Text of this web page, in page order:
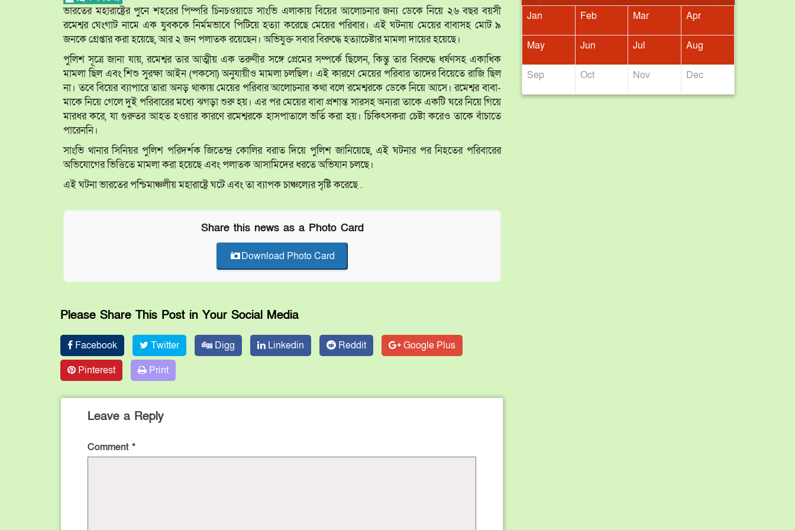
ভারতের মহারাষ্ট্রের পুনে শহরের পিম্পরি চিনচওয়াডে সাংভি এলাকায় বিয়ের আলোচনার জন্য ডেকে নিয়ে ২৬ বছর বয়সী
রমেশ্বর ঘেংগাট নামে এক যুবককে নির্মমভাবে পিটিয়ে হত্যা করেছে মেয়ের পরিবার। এই ঘটনায় মেয়ের বাবাসহ মোট ৯
জনকে গ্রেপ্তার করা হয়েছে, আর ২ জন পলাতক রয়েছেন। অভিযুক্ত সবার বিরুদ্ধে হত্যাচেষ্টার মামলা দায়ের হয়েছে।
পুলিশ সূত্রে জানা যায়, রমেশ্বর তার আত্মীয় এক তরুণীর সঙ্গে প্রেমের সম্পর্কে ছিলেন, কিন্তু তার বিরুদ্ধে ধর্ষণসহ একাধিক
মামলা ছিল এবং শিশু সুরক্ষা আইন (পকসো) অনুযায়ীও মামলা চলছিল। এই কারণে মেয়ের পরিবার তাদের বিয়েতে রাজি ছিল
না। তবে বিয়ের ব্যাপারে তারা অনড় থাকায় মেয়ের পরিবার আলোচনার কথা বলে রমেশ্বরকে ডেকে নিয়ে আসে। রমেশ্বর বাবা-
মাকে নিয়ে গেলে দুই পরিবারের মধ্যে ঝগড়া শুরু হয়। এর পর মেয়ের বাবা প্রশান্ত সারসহ অন্যরা তাকে একটি ঘরে নিয়ে গিয়ে
মারধর করে, যা গুরুতর আহত হওয়ার কারণে রমেশ্বরকে হাসপাতালে ভর্তি করা হয়। চিকিৎসকরা চেষ্টা করেও তাকে বাঁচাতে
পারেননি।
সাংভি থানার সিনিয়র পুলিশ পরিদর্শক জিতেন্দ্র কোলির বরাত দিয়ে পুলিশ জানিয়েছে, এই ঘটনার পর নিহতের পরিবারের
অভিযোগের ভিত্তিতে মামলা করা হয়েছে এবং পলাতক আসামিদের ধরতে অভিযান চলছে।
এই ঘটনা ভারতের পশ্চিমাঞ্চলীয় মহারাষ্ট্রে ঘটে এবং তা ব্যাপক চাঞ্চল্যের সৃষ্টি করেছে .
Share this news as a Photo Card
Download Photo Card
Please Share This Post in Your Social Media
Facebook Twitter Digg Linkedin Reddit
Google Plus
Pinterest
Print
Leave a Reply
Comment *
সমাবেশ অনুষ্ঠিত
Jan Feb Mar Apr
May Jun Jul Aug
Sep Oct Nov Dec
Jan Feb Mar Apr
May Jun Jul
Sep Oct Nov Dec
Jan Feb Mar Apr
May Jun Jul
Sep Oct Nov Dec